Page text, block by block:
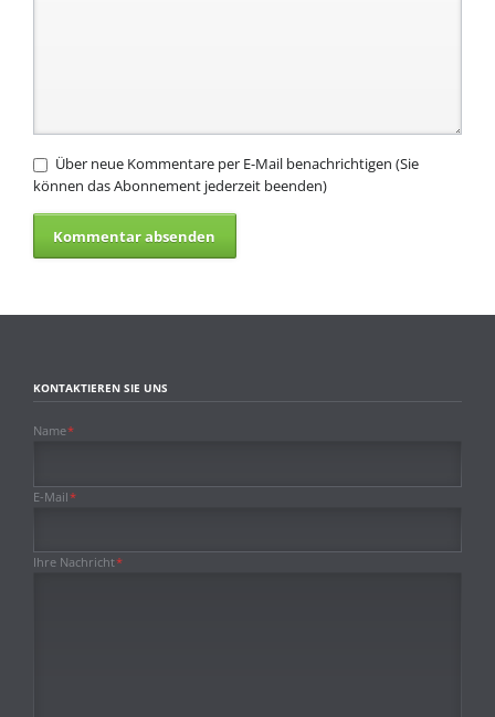
Über neue Kommentare per E-Mail benachrichtigen (Sie
können das Abonnement jederzeit beenden)
KONTAKTIEREN SIE UNS
Pflichtfeld
Name*
Pflichtfeld
E-Mail*
Pflichtfeld
Ihre Nachricht*